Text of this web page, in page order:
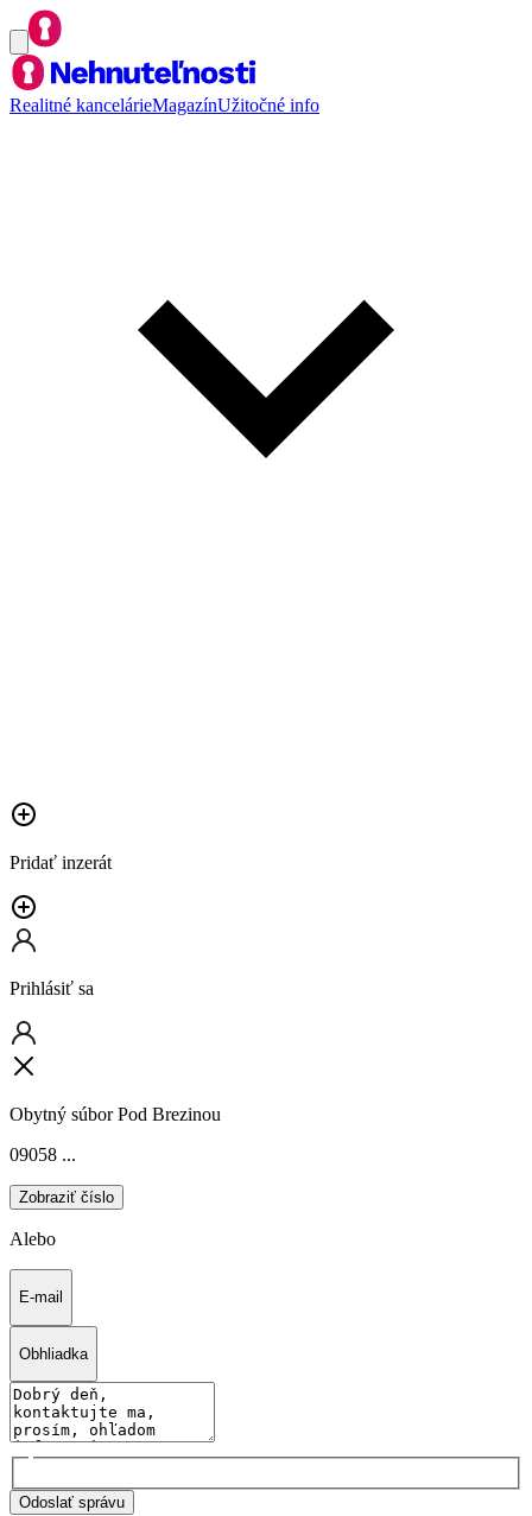
Realitné kancelárieMagazínUžitočné info
Pridať inzerát
Prihlásiť sa
Obytný súbor Pod Brezinou
09058 ...
Zobraziť číslo
Alebo
E-mail
Obhliadka
Odoslať správu